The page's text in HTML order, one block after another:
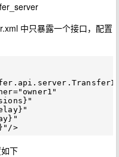
中只暴露一个接口，配置
    retries="${dubbo.retries}"/>
下